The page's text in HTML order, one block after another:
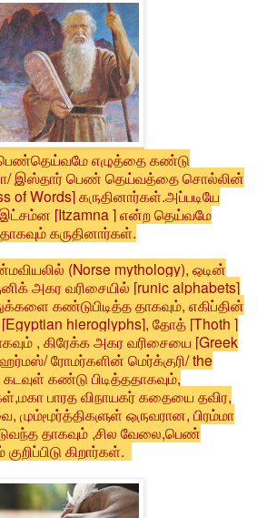
எழுத்தை கண்டு
இஸ்தார் பெண் தெய்வத்தை சொல்லின்
of Words] கருதினார்கள்.அப்படியே
[Itzamna ] என்ற தெய்வமே
கருதினார்கள்.
(Norse mythology), ஒடின்
அகர வரிசையில் [runic alphabets]
கண்டுபிடித்த தாகவும், எகிப்தின்
hieroglyphs], தோத் [Thoth ]
, கிரேக்க அகர வரிசையை [Greek
ரோமர்களின் மெர்க்குரி/ the
கண்டு பிடித்ததாகவும்,
பாரத விநாயகர் கதையை தவிர,
மும்மூர்த்திகளுள் ஒருவரான, பிரம்மா
தாகவும் ,சில வேலை,பெண்
கிறார்கள்.